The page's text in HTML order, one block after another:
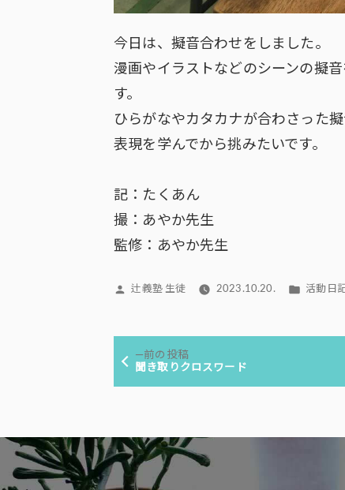
今日は、擬音合わせをしました。
漫画やイラストなどのシーンの擬
す。
ひらがなやカタカナが合わさった
表現を学んでから挑みたいです。
記：たくあん
撮：あやか先生
監修：あやか先生
投
辻義塾 生徒 2023.10.20.
カ
活動日
ゲ
ー
シ
前の投稿前
の
聞き取りクロスワード